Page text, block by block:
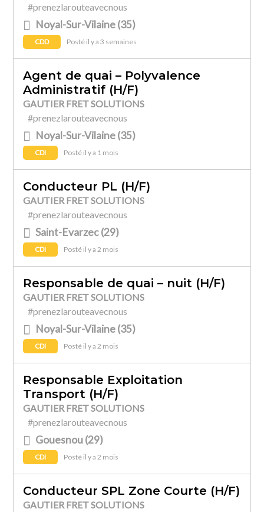
#prenezlarouteavecnous
Noyal-Sur-Vilaine (35)
CDD Posté il y a 3 semaines
Agent de quai – Polyvalence
Administratif (H/F)
GAUTIER FRET SOLUTIONS
#prenezlarouteavecnous
Noyal-Sur-Vilaine (35)
CDI Posté il y a 1 mois
Conducteur PL (H/F)
GAUTIER FRET SOLUTIONS
#prenezlarouteavecnous
Saint-Evarzec (29)
CDI Posté il y a 2 mois
Responsable de quai – nuit (H/F)
GAUTIER FRET SOLUTIONS
#prenezlarouteavecnous
Noyal-Sur-Vilaine (35)
CDI Posté il y a 2 mois
Responsable Exploitation
Transport (H/F)
GAUTIER FRET SOLUTIONS
#prenezlarouteavecnous
Gouesnou (29)
CDI Posté il y a 2 mois
Conducteur SPL Zone Courte (H/F)
GAUTIER FRET SOLUTIONS